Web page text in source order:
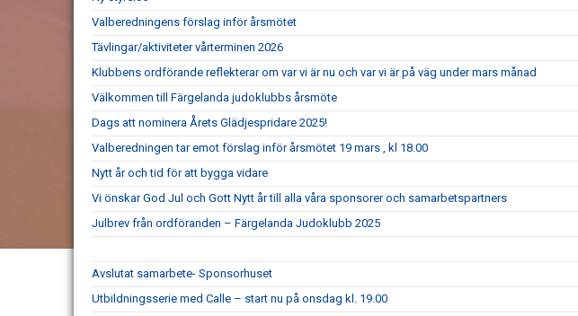
Valberedningens förslag inför årsmötet
Tävlingar/aktiviteter vårterminen 2026
Klubbens ordförande reflekterar om var vi är nu och var vi är på väg under mars månad
Välkommen till Färgelanda judoklubbs årsmöte
Dags att nominera Årets Glädjespridare 2025!
Valberedningen tar emot förslag inför årsmötet 19 mars , kl 18.00
Nytt år och tid för att bygga vidare
Vi önskar God Jul och Gott Nytt år till alla våra sponsorer och samarbetspartners
Julbrev från ordföranden – Färgelanda Judoklubb 2025
Avslutat samarbete- Sponsorhuset
Utbildningsserie med Calle – start nu på onsdag kl. 19.00